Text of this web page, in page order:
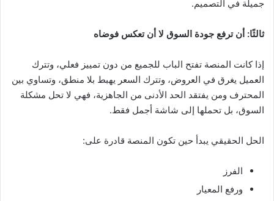
جميلة في التصميم.
ثالثًا: أن ترفع جودة السوق لا أن تعكس فوضاه
إذا كانت المنصة تفتح الباب للجميع من دون تمييز فعلي، وتترك
العميل يغرق في العروض، وتترك السعر يهبط بلا منطق، وتساوي بين
المحترف ومن يفتقد الحد الأدنى من الجاهزية، فهي لا تحل مشكلة
السوق، بل تحملها إلى شاشة أجمل فقط.
الحل الحقيقي يبدأ حين تكون المنصة قادرة على:
الفرز
ورفع المعيار